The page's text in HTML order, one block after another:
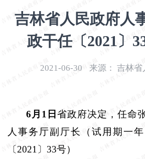
吉林省人民政府人
政干任〔2021〕
2021-06-30 来源： 吉林省
6 月 1 日省政府决定，任命
人事务厅副厅长（试用期一
〔2021 〕 33号）